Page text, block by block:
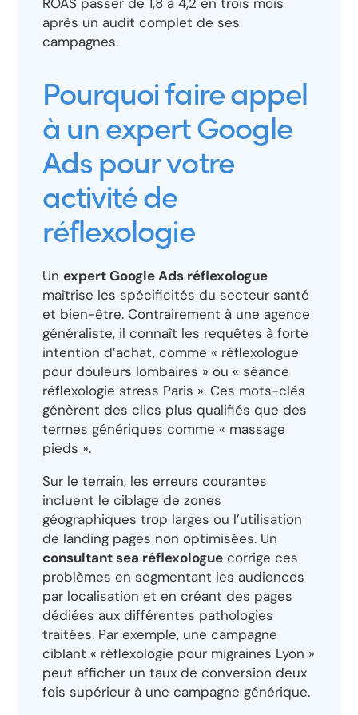
après un audit complet de ses
campagnes.
Pourquoi faire appel
à un expert Google
Ads pour votre
activité de
réflexologie
Un expert Google Ads réflexologue
maîtrise les spécificités du secteur santé
et bien-être. Contrairement à une agence
généraliste, il connaît les requêtes à forte
intention d’achat, comme « réflexologue
pour douleurs lombaires » ou « séance
réflexologie stress Paris ». Ces mots-clés
génèrent des clics plus qualifiés que des
termes génériques comme « massage
pieds ».
Sur le terrain, les erreurs courantes
incluent le ciblage de zones
géographiques trop larges ou l’utilisation
de landing pages non optimisées. Un
consultant sea réflexologue corrige ces
problèmes en segmentant les audiences
par localisation et en créant des pages
dédiées aux différentes pathologies
traitées. Par exemple, une campagne
ciblant « réflexologie pour migraines Lyon »
peut afficher un taux de conversion deux
fois supérieur à une campagne générique.